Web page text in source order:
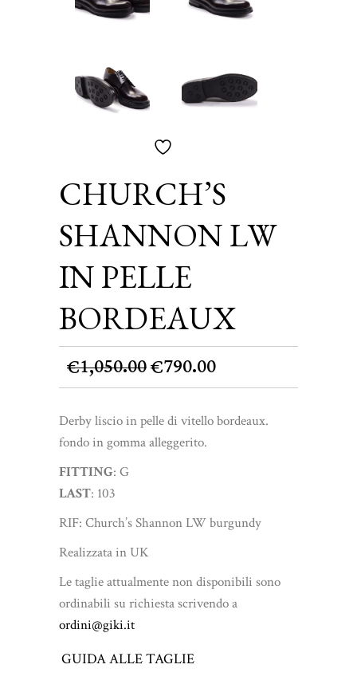
CHURCH’S
SHANNON LW
IN PELLE
BORDEAUX
€1,050.00Il
prezzo
originale
era:
€790.00Il
prezzo
attuale
Derby liscio in pelle di vitello bordeaux.
fondo in gomma alleggerito.
FITTING: G
LAST: 103
RIF: Church’s Shannon LW burgundy
Realizzata in UK
Le taglie attualmente non disponibili sono
ordinabili su richiesta scrivendo a
ordini@giki.it
GUIDA ALLE TAGLIE